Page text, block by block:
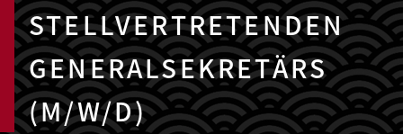
STELLVERTRETENDEN
GENERALSEKRETÄRS
(M/W/D)